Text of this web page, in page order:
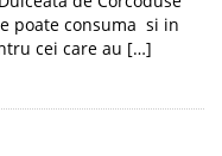
poate consuma si in
cei care au […]